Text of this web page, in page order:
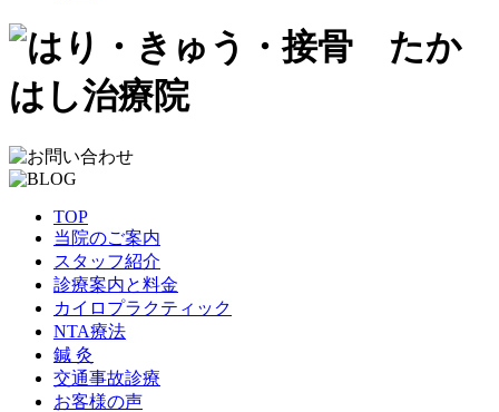
TOP
当院のご案内
スタッフ紹介
診療案内と料金
カイロプラクティック
NTA療法
鍼 灸
交通事故診療
お客様の声